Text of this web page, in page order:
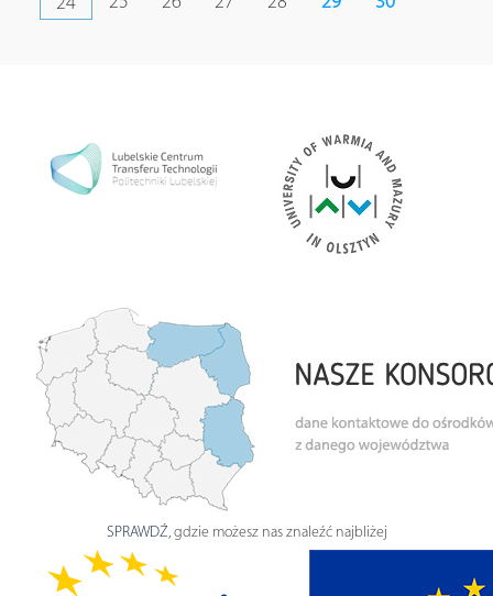
SPRAWDŹ, gdzie możesz nas znaleźć najbliżej